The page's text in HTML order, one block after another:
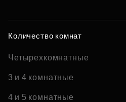
Количество комнат
Четырехкомнатные
3 и 4 комнатные
4 и 5 комнатные